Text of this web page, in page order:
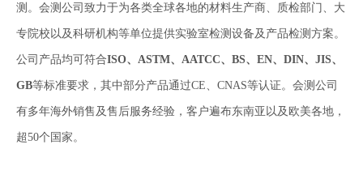
测。会测公司致力于为各类全球各地的材料生产商、质检部门、大
专院校以及科研机构等单位提供实验室检测设备及产品检测方案。
公司产品均可符合ISO、ASTM、AATCC、BS、EN、DIN、JIS、
GB等标准要求，其中部分产品通过CE、CNAS等认证。会测公司
有多年海外销售及售后服务经验，客户遍布东南亚以及欧美各地，
超50个国家。